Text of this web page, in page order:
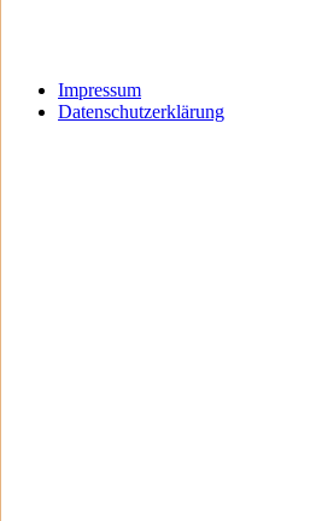
Impressum
Datenschutzerklärung